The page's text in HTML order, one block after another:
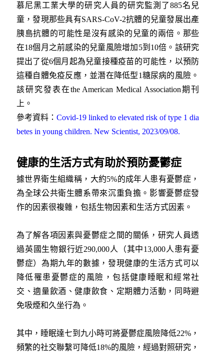
慕尼黑工業大學的研究人員的研究監測了885名兒
童，發現那些具有SARS-CoV-2抗體的兒童發展出產
胰島抗體的可能性是沒有感染的兒童的兩倍。那些
在18個月之前感染的兒童風險增加5到10倍。該研究
提出了從6個月起為兒童接種疫苗的可能性，以預防
這種自體免疫反應，並潛在降低型1糖尿病的風險。
該研究發表在the American Medical Association期刊
上。
參考資料：Covid-19 linked to elevated risk of type 1 dia
betes in young children. New Scientist, 2023/09/08.
健康的生活方式有助於預防憂鬱症
據世界衛生組織稱，大約5%的成年人患有憂鬱症，
為全球公共衛生體系帶來沉重負擔。影響憂鬱症發
作的因素很複雜，包括生物因素和生活方式因素。
為了解各項因素與憂鬱症之間的關係，研究人員透
過英國生物銀行近290,000人（其中13,000人患有憂
鬱症）為期九年的數據，發現健康的生活方式可以
降低罹患憂鬱症的風險，包括健康睡眠和經常社
交、適量飲酒、健康飲食、定期體力活動，同時避
免吸煙和久坐行為。
其中，睡眠達七到九小時可將憂鬱症風險降低22%，
頻繁的社交聯繫可降低18%的風險，經過對照研究，